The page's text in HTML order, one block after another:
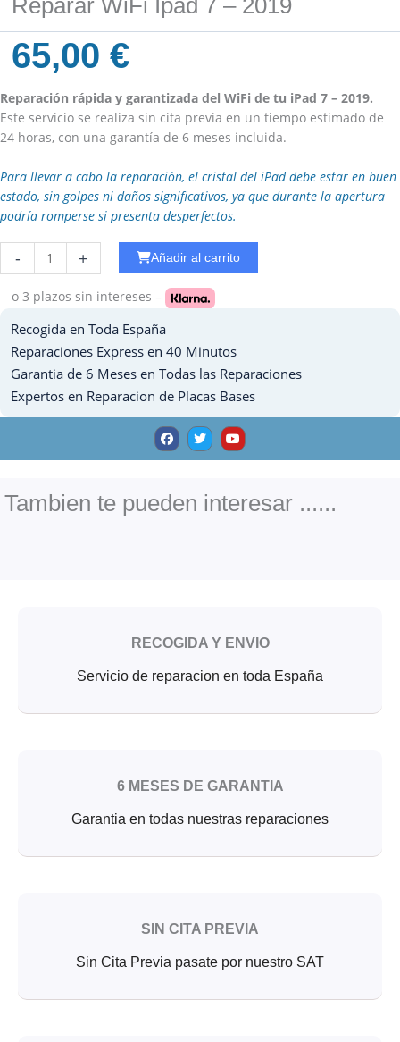
Reparar WiFi Ipad 7 – 2019
65,00€
Reparación rápida y garantizada del WiFi de tu iPad 7 – 2019.
Este servicio se realiza sin cita previa en un tiempo estimado de
24 horas, con una garantía de 6 meses incluida.
Para llevar a cabo la reparación, el cristal del iPad debe estar en buen
estado, sin golpes ni daños significativos, ya que durante la apertura
podría romperse si presenta desperfectos.
-
WiFi
Ipad
2019
cantidad
+ Añadir al carrito
o 3 plazos sin intereses –
Recogida en Toda España
Reparaciones Express en 40 Minutos
Garantia de 6 Meses en Todas las Reparaciones
Expertos en Reparacion de Placas Bases
F
a
c
e
o
k
T
w
i
t
Y
o
u
t
e
Tambien te pueden interesar ......
RECOGIDA Y ENVIO
Servicio de reparacion en toda España
6 MESES DE GARANTIA
Garantia en todas nuestras reparaciones
SIN CITA PREVIA
Sin Cita Previa pasate por nuestro SAT